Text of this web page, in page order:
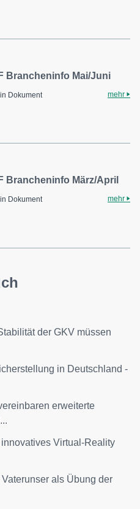
Brancheninfo Mai/Juni
Dokument mehr
Brancheninfo März/April
Dokument mehr
der GKV müssen
in Deutschland -
erweiterte
Virtual-Reality
als Übung der